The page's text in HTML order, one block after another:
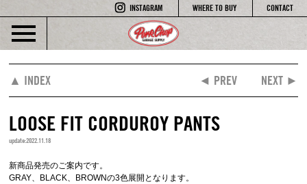
INSTAGRAM WHERE TO BUY CONTACT
▲ INDEX ◄ PREV NEXT ►
LOOSE FIT CORDUROY PANTS
update:2022.11.18
新商品発売のご案内です。
GRAY、BLACK、BROWNの3色展開となります。